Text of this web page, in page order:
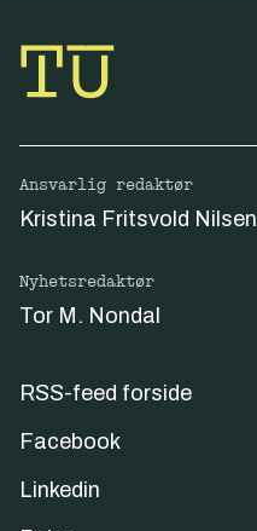
Ansvarlig redaktør
Kristina Fritsvold Nilsen
Nyhetsredaktør
Tor M. Nondal
RSS-feed forside
Facebook
Linkedin